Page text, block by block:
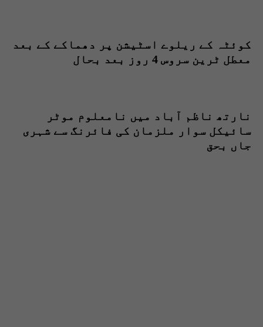
کوئٹہ کے ریلوے اسٹیشن پر دھماکے کے بعد
معطل ٹرین سروس 4 روز بعد بحال
نارتھ ناظم آباد میں نامعلوم موٹر
سائیکل سوار ملزمان کی فائرنگ سے شہری
جاں بحق